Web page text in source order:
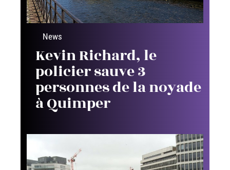
News
Kevin Richard, le
policier sauve 3
personnes de la noyade
à Quimper